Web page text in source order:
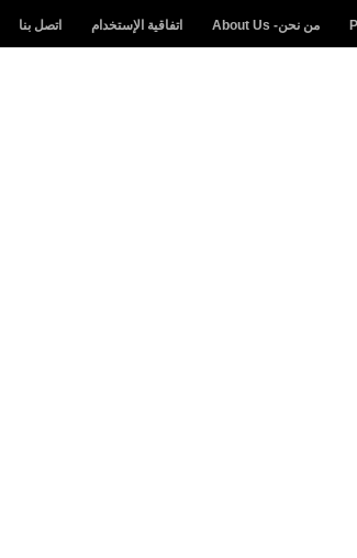
من نحن- About Us اتفاقية الإستخدام اتصل بنا